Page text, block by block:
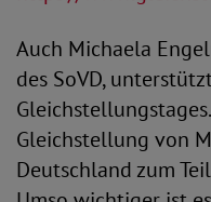
Auch Michaela
des SoVD,
Gleichstellung von
Deutschland zum